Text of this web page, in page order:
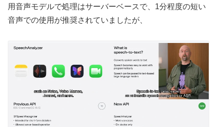
用音声モデルで処理はサーバーベースで、1分程度の短い
音声での使用が推奨されていましたが、